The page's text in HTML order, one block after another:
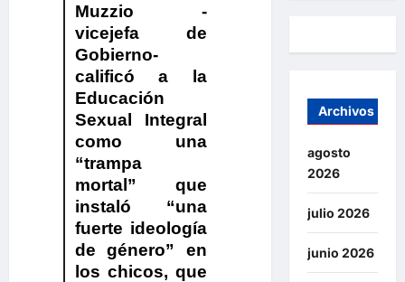
Muzzio -
vicejefa de
Gobierno-
calificó a la
Educación
Sexual Integral
como una
“trampa
mortal” que
instaló “una
fuerte ideología
de género” en
los chicos, que
Archivos
agosto
2026
julio 2026
junio 2026